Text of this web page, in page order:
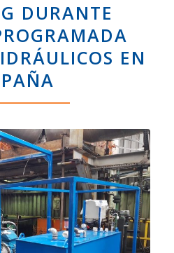
DURANTE
EN